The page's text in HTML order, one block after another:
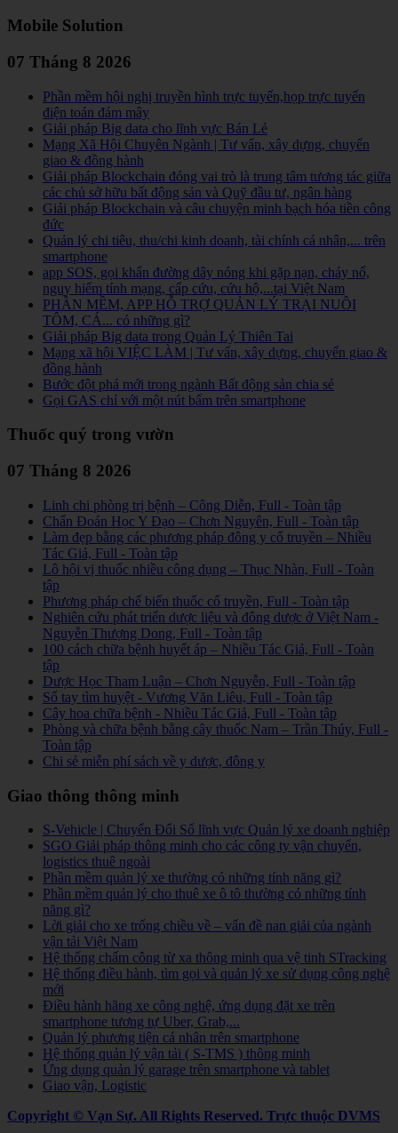
Mobile Solution
07 Tháng 8 2026
Phần mềm hội nghị truyền hình trực tuyến,họp trực tuyến
điện toán đám mây
Giải pháp Big data cho lĩnh vực Bán Lẻ
Mạng Xã Hội Chuyên Ngành | Tư vấn, xây dựng, chuyển
giao & đồng hành
Giải pháp Blockchain đóng vai trò là trung tâm tương tác giữa
các chủ sở hữu bất động sản và Quỹ đầu tư, ngân hàng
Giải pháp Blockchain và câu chuyện minh bạch hóa tiền công
đức
Quản lý chi tiêu, thu/chi kinh doanh, tài chính cá nhân,... trên
smartphone
app SOS, gọi khẩn đường dây nóng khi gặp nạn, cháy nổ,
nguy hiểm tính mạng, cấp cứu, cứu hộ,...tại Việt Nam
PHẦN MỀM, APP HỖ TRỢ QUẢN LÝ TRẠI NUÔI
TÔM, CÁ... có những gì?
Giải pháp Big data trong Quản Lý Thiên Tai
Mạng xã hội VIỆC LÀM | Tư vấn, xây dựng, chuyển giao &
đồng hành
Bước đột phá mới trong ngành Bất động sản chia sẻ
Gọi GAS chỉ với một nút bấm trên smartphone
Thuốc quý trong vườn
07 Tháng 8 2026
Linh chi phòng trị bệnh – Công Diễn, Full - Toàn tập
Chẩn Đoán Học Y Đạo – Chơn Nguyên, Full - Toàn tập
Làm đẹp bằng các phương pháp đông y cổ truyền – Nhiều
Tác Giả, Full - Toàn tập
Lô hội vị thuốc nhiều công dụng – Thục Nhàn, Full - Toàn
tập
Phương pháp chế biến thuốc cổ truyền, Full - Toàn tập
Nghiên cứu phát triển dược liệu và đông dược ở Việt Nam -
Nguyễn Thượng Dong, Full - Toàn tập
100 cách chữa bệnh huyết áp – Nhiều Tác Giả, Full - Toàn
tập
Dược Học Tham Luận – Chơn Nguyễn, Full - Toàn tập
Sổ tay tìm huyệt - Vương Văn Liêu, Full - Toàn tập
Cây hoa chữa bệnh - Nhiều Tác Giả, Full - Toàn tập
Phòng và chữa bệnh bằng cây thuốc Nam – Trần Thúy, Full -
Toàn tập
Chi sẻ miễn phí sách về y dược, đông y
Giao thông thông minh
S-Vehicle | Chuyển Đổi Số lĩnh vực Quản lý xe doanh nghiệp
SGO Giải pháp thông minh cho các công ty vận chuyển,
logistics thuê ngoài
Phần mềm quản lý xe thường có những tính năng gì?
Phần mềm quản lý cho thuê xe ô tô thường có những tính
năng gì?
Lời giải cho xe trống chiều về – vấn đề nan giải của ngành
vận tải Việt Nam
Hệ thống chấm công từ xa thông minh qua vệ tinh STracking
Hệ thống điều hành, tìm gọi và quản lý xe sử dụng công nghệ
mới
Điều hành hãng xe công nghệ, ứng dụng đặt xe trên
smartphone tương tự Uber, Grab,...
Quản lý phương tiện cá nhân trên smartphone
Hệ thống quản lý vận tải ( S-TMS ) thông minh
Ứng dụng quản lý garage trên smartphone và tablet
Giao vận, Logistic
Copyright © Vạn Sự. All Rights Reserved. Trực thuộc DVMS